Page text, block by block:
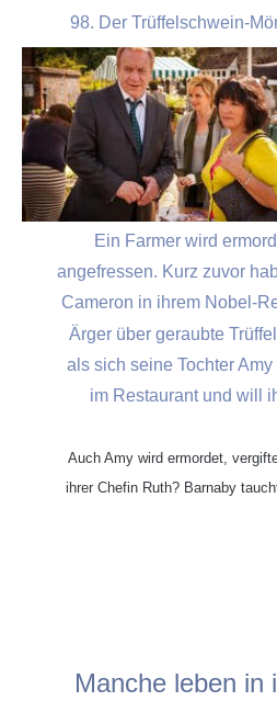
98. Der Trüffelschwein-
Ein Farmer wird
angefressen. Kurz zuvor
Cameron in ihrem Nobel-
Ärger über geraubte
als sich seine Tochter
im Restaurant und will
Auch Amy wird ermordet,
ihrer Chefin Ruth? Barnaby
Manche leben in